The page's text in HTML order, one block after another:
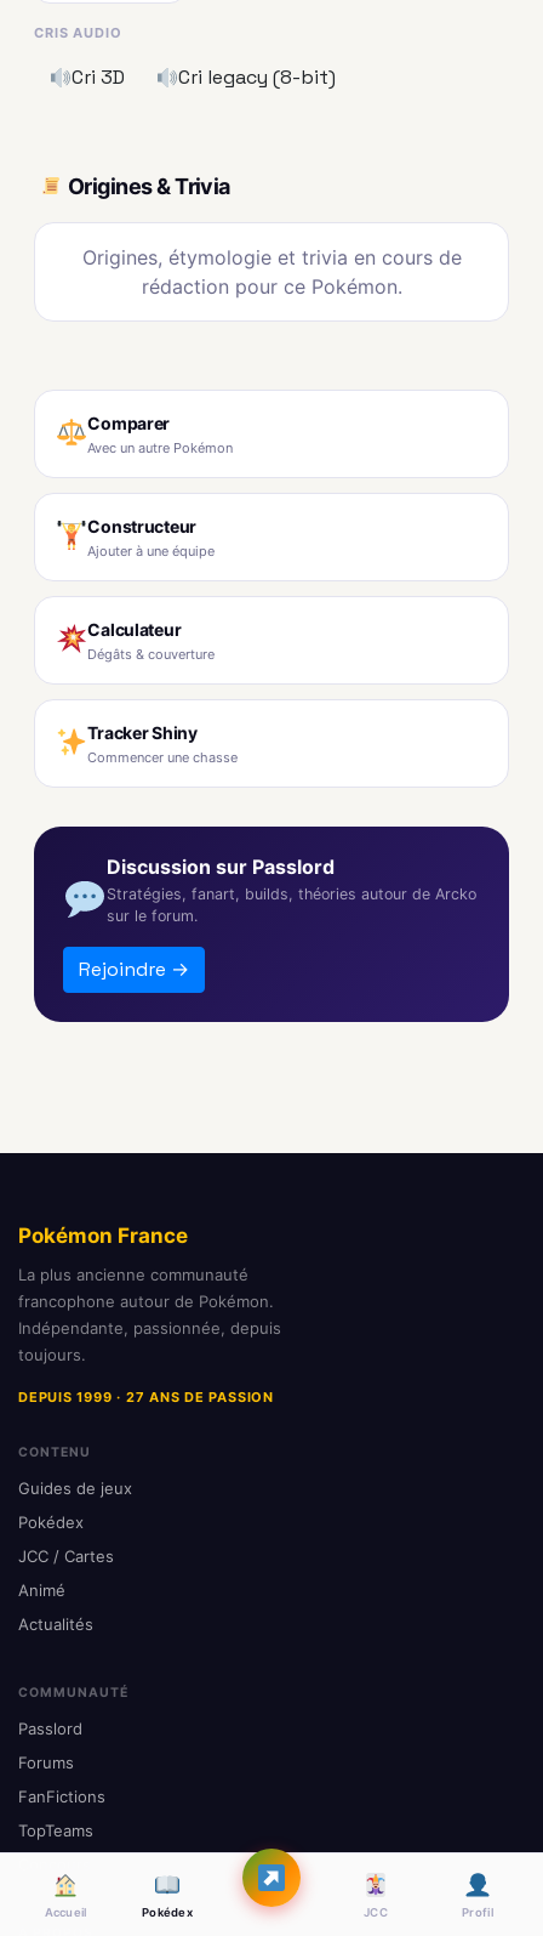
CRIS AUDIO
Cri 3D Cri legacy (8-bit)
Origines & Trivia
Origines, étymologie et trivia en cours de
rédaction pour ce Pokémon.
Comparer
Avec un autre Pokémon
Constructeur
Ajouter à une équipe
Calculateur
Dégâts & couverture
Tracker Shiny
Commencer une chasse
Discussion sur Passlord
Stratégies, fanart, builds, théories autour de Arcko
sur le forum.
Rejoindre →
Accueil Pokédex JCC Profil
Pokémon France
La plus ancienne communauté
francophone autour de Pokémon.
Indépendante, passionnée, depuis
toujours.
DEPUIS 1999 · 27 ANS DE PASSION
CONTENU
Guides de jeux
Pokédex
JCC / Cartes
Animé
Actualités
COMMUNAUTÉ
Passlord
Forums
FanFictions
TopTeams